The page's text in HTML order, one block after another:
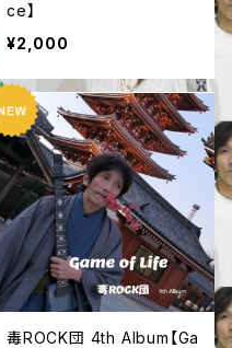
ce】
¥2,000
毒ROCK団 4th Album【Ga